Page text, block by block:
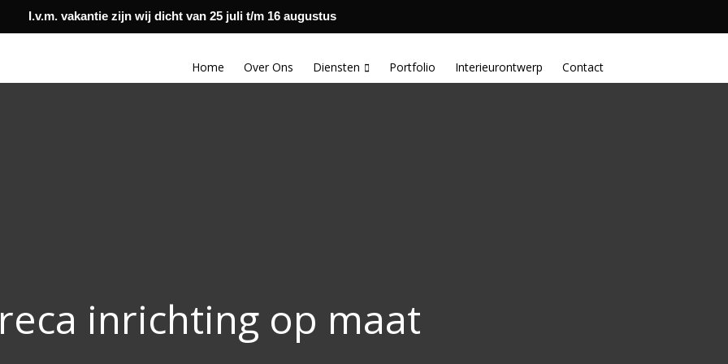
I.v.m. vakantie zijn wij dicht van 25 juli t/m 16 augustus
0299 436 360 info@rubensinterieurbouw.nl
Home Over Ons Diensten Portfolio Interieurontwerp Contact
inrichting op maat